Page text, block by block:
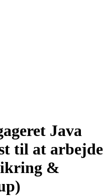
Java
til at arbejde
&